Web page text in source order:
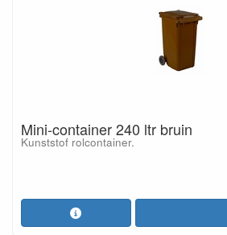
Mini-container 240 ltr bruin
Kunststof rolcontainer.